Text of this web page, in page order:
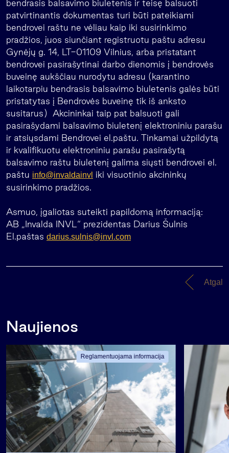
bendrasis balsavimo biuletenis ir teisę balsuoti
patvirtinantis dokumentas turi būti pateikiami
bendrovei raštu ne vėliau kaip iki susirinkimo
pradžios, juos siunčiant registruotu paštu adresu
Gynėjų g. 14, LT-01109 Vilnius, arba pristatant
bendrovei pasirašytinai darbo dienomis į bendrovės
buveinę aukščiau nurodytu adresu (karantino
laikotarpiu bendrasis balsavimo biuletenis galės būti
pristatytas į Bendrovės buveinę tik iš anksto
susitarus) Akcininkai taip pat balsuoti gali
pasirašydami balsavimo biuletenį elektroniniu parašu
ir atsiųsdami Bendrovei el.paštu. Tinkamai užpildytą
ir kvalifikuotu elektroniniu parašu pasirašytą
balsavimo raštu biuletenį galima siųsti bendrovei el.
paštu info@invaldainvl iki visuotinio akcininkų
susirinkimo pradžios.
Asmuo, įgaliotas suteikti papildomą informaciją:
AB „Invalda INVL“ prezidentas Darius Šulnis
El.paštas darius.sulnis@invl.com
Atgal
Naujienos
Reglamentuojama informacija